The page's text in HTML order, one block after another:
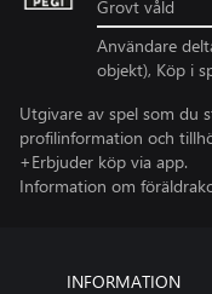
Grovt våld
Användare
objekt), Köp i
Utgivare av spel som du
profilinformation och
+Erbjuder köp via app.
Information om
INFORMATION